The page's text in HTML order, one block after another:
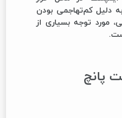
دلیل کم‌تهاجمی بودن
مورد توجه بسیاری از
پانچ